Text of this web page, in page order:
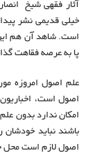
آثار فقهی شیخ
خیلی قدیمی نشر
است. شاهد آن هم
پا به عرصه فقاهت
علم اصول امروزه
اصول است،
امکان ندارد بدون
باشند نباید خودشان
اصول لازم است